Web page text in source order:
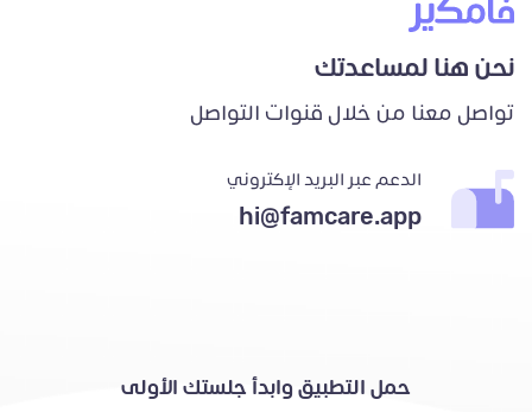
نحن هنا لمساعدتك
تواصل معنا من خلال قنوات التواصل
الدعم عبر البريد الإكتروني
hi@famcare.app
حمل التطبيق وابدأ جلستك الأولى